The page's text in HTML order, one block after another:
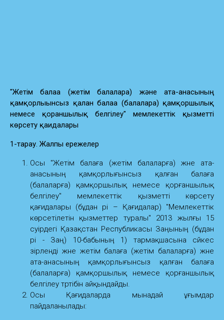
"Жетім балаға (жетім балаларға) және ата-анасының
қамқорлығынсыз қалған балаға (балаларға) қамқоршылық
немесе қорғаншылық белгілеу" мемлекеттік қызметті
көрсету қағидалары
1-тарау. Жалпы ережелер
Осы "Жетім балаға (жетім балаларға) және ата-
анасының қамқорлығынсыз қалған балаға
(балаларға) қамқоршылық немесе қорғаншылық
белгілеу" мемлекеттік қызметті көрсету
қағидалары (бұдан әрі – Қағидалар) "Мемлекеттік
көрсетілетін қызметтер туралы" 2013 жылғы 15
сәуірдегі Қазақстан Республикасы Заңының (бұдан
әрі - Заң) 10-бабының 1) тармақшасына сәйкес
әзірленді және жетім балаға (жетім балаларға) және
ата-анасының қамқорлығынсыз қалған балаға
(балаларға) қамқоршылық немесе қорғаншылық
белгілеу тәртібін айқындайды.
Осы Қағидаларда мынадай ұғымдар
пайдаланылады: